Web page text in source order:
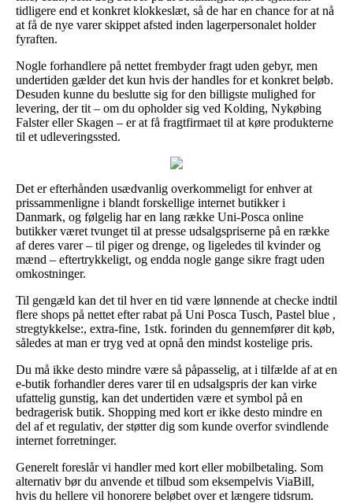
tidligere end et konkret klokkeslæt, så de har en chance for at nå
at få de nye varer skippet afsted inden lagerpersonalet holder
fyraften.
Nogle forhandlere på nettet frembyder fragt uden gebyr, men
undertiden gælder det kun hvis der handles for et konkret beløb.
Desuden kunne du beslutte sig for den billigste mulighed for
levering, der tit – om du opholder sig ved Kolding, Nykøbing
Falster eller Skagen – er at få fragtfirmaet til at køre produkterne
til et udleveringssted.
Det er efterhånden usædvanlig overkommeligt for enhver at
prissammenligne i blandt forskellige internet butikker i
Danmark, og følgelig har en lang række Uni-Posca online
butikker været tvunget til at presse udsalgspriserne på en række
af deres varer – til piger og drenge, og ligeledes til kvinder og
mænd – eftertrykkeligt, og endda nogle gange sikre fragt uden
omkostninger.
Til gengæld kan det til hver en tid være lønnende at checke indtil
flere shops på nettet efter rabat på Uni Posca Tusch, Pastel blue ,
stregtykkelse:, extra-fine, 1stk. forinden du gennemfører dit køb,
således at man er tryg ved at opnå den mindst kostelige pris.
Du må ikke desto mindre være så påpasselig, at i tilfælde af at en
e-butik forhandler deres varer til en udsalgspris der kan virke
ufattelig gunstig, kan det undertiden være et symbol på en
bedragerisk butik. Shopping med kort er ikke desto mindre en
del af et regulativ, der støtter dig som kunde overfor svindlende
internet forretninger.
Generelt foreslår vi handler med kort eller mobilbetaling. Som
alternativ bør du anvende et tilbud som eksempelvis ViaBill,
hvis du hellere vil honorere beløbet over et længere tidsrum.